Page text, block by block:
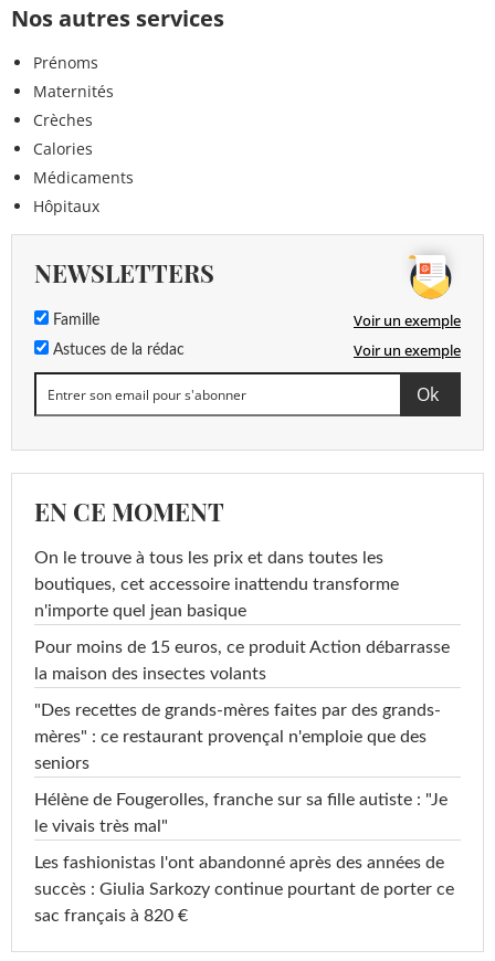
Nos autres services
Prénoms
Maternités
Crèches
Calories
Médicaments
Hôpitaux
NEWSLETTERS
Famille Voir un exemple
Astuces de la rédac Voir un exemple
EN CE MOMENT
On le trouve à tous les prix et dans toutes les
boutiques, cet accessoire inattendu transforme
n'importe quel jean basique
Pour moins de 15 euros, ce produit Action débarrasse
la maison des insectes volants
"Des recettes de grands-mères faites par des grands-
mères" : ce restaurant provençal n'emploie que des
seniors
Hélène de Fougerolles, franche sur sa fille autiste : "Je
le vivais très mal"
Les fashionistas l'ont abandonné après des années de
succès : Giulia Sarkozy continue pourtant de porter ce
sac français à 820 €